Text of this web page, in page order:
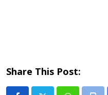
Share This Post: